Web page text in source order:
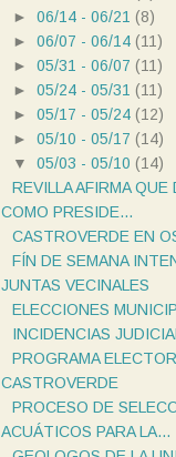
► 06/14 - 06/21 (8)
► 06/07 - 06/14 (11)
► 05/31 - 06/07 (11)
► 05/24 - 05/31 (11)
► 05/17 - 05/24 (12)
► 05/10 - 05/17 (14)
▼
05/03 - 05/10 (14)
REVILLA AFIRMA
COMO PRESIDE...
CASTROVERDE EN
FÍN DE SEMANA
JUNTAS VECINALES
ELECCIONES
INCIDENCIAS
PROGRAMA
CASTROVERDE
PROCESO DE
ACUÁTICOS PARA LA...